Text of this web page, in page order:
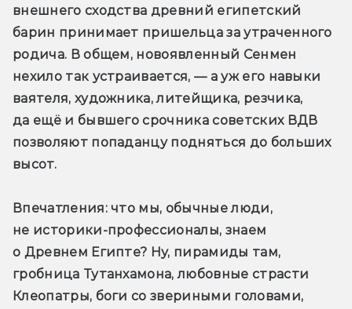
внешнего сходства древний египетский
барин принимает пришельца за утраченного
родича. В общем, новоявленный Сенмен
нехило так устраивается, — а уж его навыки
ваятеля, художника, литейщика, резчика,
да ещё и бывшего срочника советских ВДВ
позволяют попаданцу подняться до больших
высот.
Впечатления: что мы, обычные люди,
не историки-профессионалы, знаем
о Древнем Египте? Ну, пирамиды там,
гробница Тутанхамона, любовные страсти
Клеопатры, боги со звериными головами,